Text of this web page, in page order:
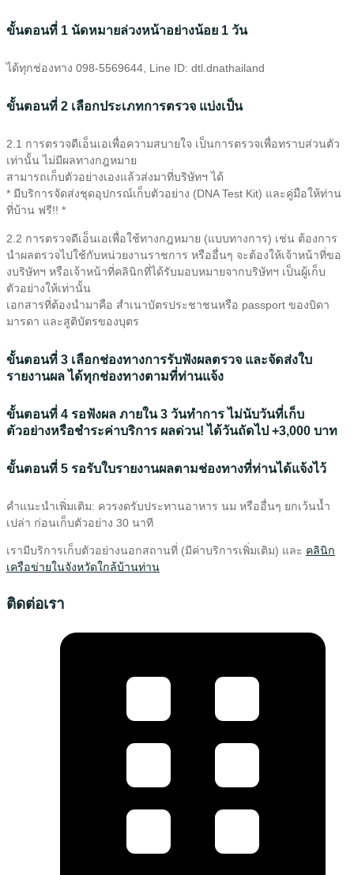
ขั้นตอนที่ 1 นัดหมายล่วงหน้าอย่างน้อย 1 วัน
ได้ทุกช่องทาง 098-5569644, Line ID: dtl.dnathailand
ขั้นตอนที่ 2 เลือกประเภทการตรวจ แบ่งเป็น
2.1 การตรวจดีเอ็นเอเพื่อความสบายใจ เป็นการตรวจเพื่อทราบส่วนตัว
เท่านั้น ไม่มีผลทางกฎหมาย
สามารถเก็บตัวอย่างเองแล้วส่งมาที่บริษัทฯ ได้
* มีบริการจัดส่งชุดอุปกรณ์เก็บตัวอย่าง (DNA Test Kit) และคู่มือให้ท่าน
ที่บ้าน ฟรี!! *
2.2 การตรวจดีเอ็นเอเพื่อใช้ทางกฎหมาย (แบบทางการ) เช่น ต้องการ
นำผลตรวจไปใช้กับหน่วยงานราชการ หรืออื่นๆ จะต้องให้เจ้าหน้าที่ขอ
งบริษัทฯ หรือเจ้าหน้าที่คลินิกที่ได้รับมอบหมายจากบริษัทฯ เป็นผู้เก็บ
ตัวอย่างให้เท่านั้น
เอกสารที่ต้องนำมาคือ สำเนาบัตรประชาชนหรือ passport ของบิดา
มารดา และสูติบัตรของบุตร
ขั้นตอนที่ 3 เลือกช่องทางการรับฟังผลตรวจ และจัดส่งใบ
รายงานผล ได้ทุกช่องทางตามที่ท่านแจ้ง
ขั้นตอนที่ 4 รอฟังผล ภายใน 3 วันทำการ ไม่นับวันที่เก็บ
ตัวอย่างหรือชำระค่าบริการ ผลด่วน! ได้วันถัดไป +3,000 บาท
ขั้นตอนที่ 5 รอรับใบรายงานผลตามช่องทางที่ท่านได้แจ้งไว้
คำแนะนำเพิ่มเติม: ควรงดรับประทานอาหาร นม หรืออื่นๆ ยกเว้นน้ำ
เปล่า ก่อนเก็บตัวอย่าง 30 นาที
เรามีบริการเก็บตัวอย่างนอกสถานที่ (มีค่าบริการเพิ่มเติม) และ คลินิก
เครือข่ายในจังหวัดใกล้บ้านท่าน
ติดต่อเรา